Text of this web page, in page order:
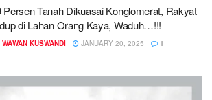
Persen Tanah Dikuasai Konglomerat, Rakyat
di Lahan Orang Kaya, Waduh…!!!
WAWAN KUSWANDI JANUARY 20, 2025 1